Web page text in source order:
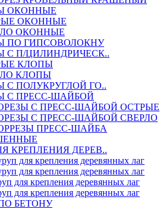
ОКОННЫЕ
ОКОННЫЕ
ОКОННЫЕ
ПО ГИПСОВОЛОКНУ
С П/ЦИЛИНДРИЧЕСК..
КЛОПЫ
КЛОПЫ
С ПОЛУКРУГЛОЙ ГО..
С ПРЕСС-ШАЙБОЙ
С ПРЕСС-ШАЙБОЙ ОСТРЫЕ
С ПРЕСС-ШАЙБОЙ СВЕРЛО
ПРЕСС-ШАЙБА
КРЕПЛЕНИЯ ДЕРЕВ..
для крепления деревянных лаг
для крепления деревянных лаг
для крепления деревянных лаг
для крепления деревянных лаг
БЕТОНУ